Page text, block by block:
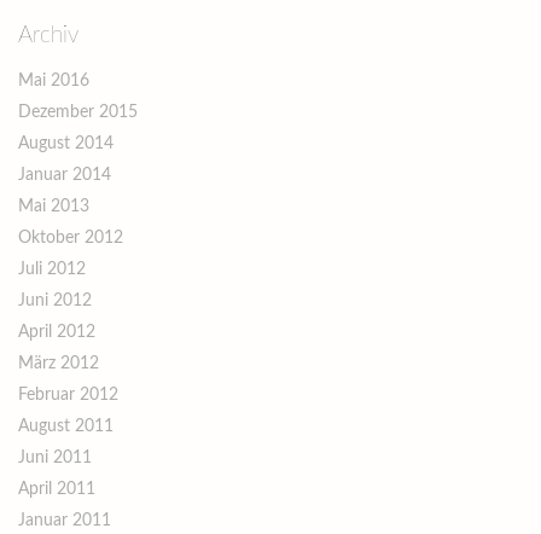
Archiv
Mai 2016
Dezember 2015
August 2014
Januar 2014
Mai 2013
Oktober 2012
Juli 2012
Juni 2012
April 2012
März 2012
Februar 2012
August 2011
Juni 2011
April 2011
Januar 2011